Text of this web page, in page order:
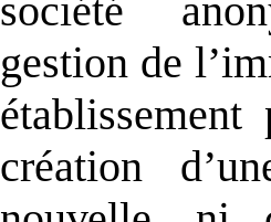
société
gestion de
création